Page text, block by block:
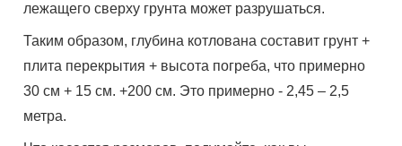
лежащего сверху грунта может разрушаться.
Таким образом, глубина котлована составит грунт +
плита перекрытия + высота погреба, что примерно
30 см + 15 см. +200 см. Это примерно - 2,45 – 2,5
метра.